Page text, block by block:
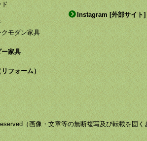
ド
モダン家具
ー家具
フォーム）
Instagram [外部サイト]
（画像・文章等の無断複写及び転載を固く